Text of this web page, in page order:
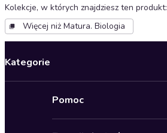
Kolekcje, w których znajdziesz ten produkt:
Więcej niż Matura. Biologia
Kategorie
Pomoc